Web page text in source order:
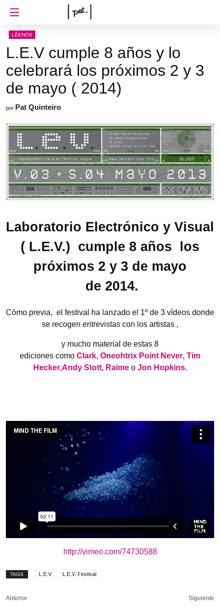
LÉENOS
L.E.V cumple 8 años y lo
celebrará los próximos 2 y 3
de mayo ( 2014)
por Pat Quinteiro
Laboratorio Electrónico y Visual
( L.E.V.) cumple 8 años los
próximos 2 y 3 de mayo
de 2014.
Cómo previa, el festival ha lanzado el 1º de 3 vídeos donde
se recogen entrevistas con los artistas ,
y mucho material de estas 8
ediciones como Clark, Oneohtrix Point Never, Tim
Hecker,Andy Stott, Raime o Jon Hopkins.
http://vimeo.com/74730588
TAGS L.E.V L.E.V. Festival
Anterior Siguiente